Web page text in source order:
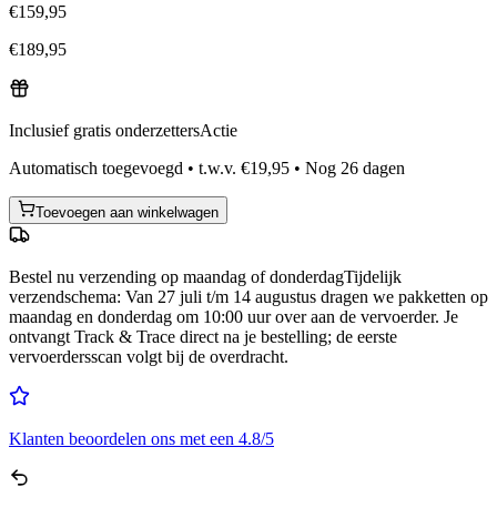
€159,95
€189,95
Inclusief gratis onderzettersActie
Automatisch toegevoegd • t.w.v. €19,95 • Nog 26 dagen
Toevoegen aan winkelwagen
Bestel nu verzending op maandag of donderdagTijdelijk
verzendschema: Van 27 juli t/m 14 augustus dragen we pakketten op
maandag en donderdag om 10:00 uur over aan de vervoerder. Je
ontvangt Track & Trace direct na je bestelling; de eerste
vervoerdersscan volgt bij de overdracht.
Klanten beoordelen ons met een 4.8/5